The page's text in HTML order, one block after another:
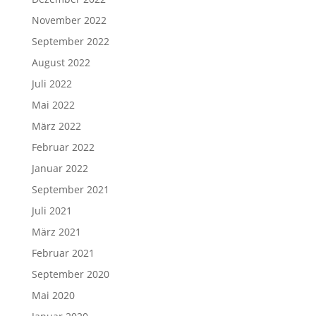
November 2022
September 2022
August 2022
Juli 2022
Mai 2022
März 2022
Februar 2022
Januar 2022
September 2021
Juli 2021
März 2021
Februar 2021
September 2020
Mai 2020